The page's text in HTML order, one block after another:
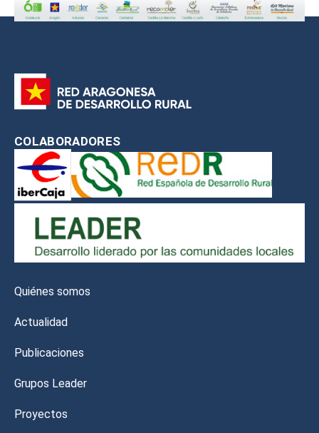
COLABORADORES
Quiénes somos
Actualidad
Publicaciones
Grupos Leader
Proyectos